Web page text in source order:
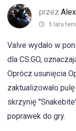
przez Alex
5 lata
Valve wydało w
dla CS:GO,
Oprócz usunięcia
zaktualizowało
skrzynię
poprawek do gry.